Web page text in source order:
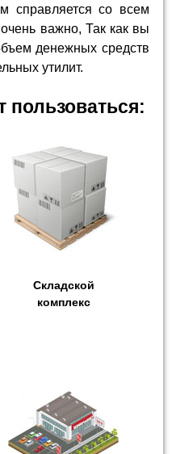
справляется со всем
важно, Так как вы
денежных средств
утилит.
пользоваться:
Складской
комплекс